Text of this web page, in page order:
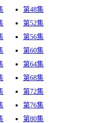
第48集
第52集
第56集
第60集
第64集
第68集
第72集
第76集
第80集